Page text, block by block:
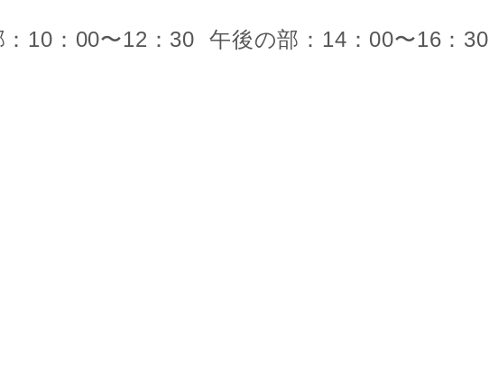
10：00〜12：30 午後の部：14：00〜16：30